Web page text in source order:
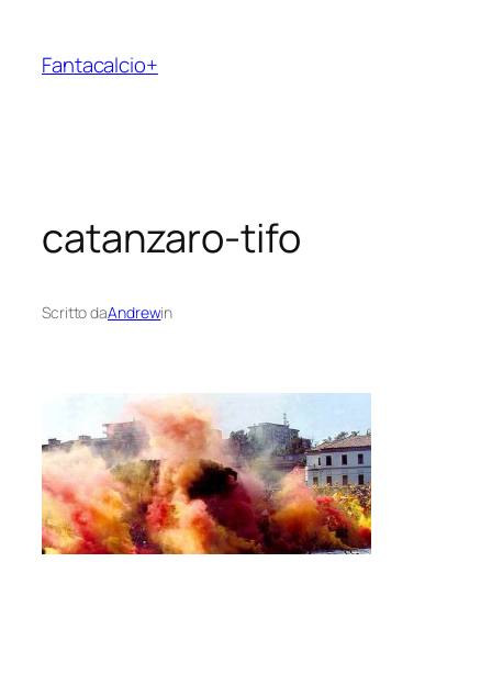
contenuto
Fantacalcio+
catanzaro-tifo
Scritto daAndrewin